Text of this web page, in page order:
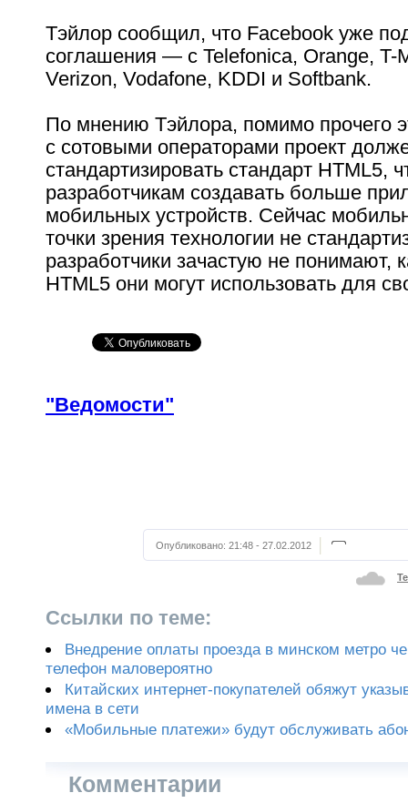
Тэйлор сообщил, что Facebook уже
соглашения — с Telefonica, Orange, T-
Verizon, Vodafone, KDDI и Softbank.
По мнению Тэйлора, помимо прочего
с сотовыми операторами проект
стандартизировать стандарт HTML5,
разработчикам создавать больше
мобильных устройств. Сейчас
точки зрения технологии не
разработчики зачастую не понимают,
HTML5 они могут использовать для
"Ведомости"
Опубликовано: 21:48 - 27.02.2012
Ссылки по теме:
Внедрение оплаты проезда в минском метро
телефон маловероятно
Китайских интернет-покупателей обяжут
имена в сети
«Мобильные платежи» будут обслуживать
Комментарии